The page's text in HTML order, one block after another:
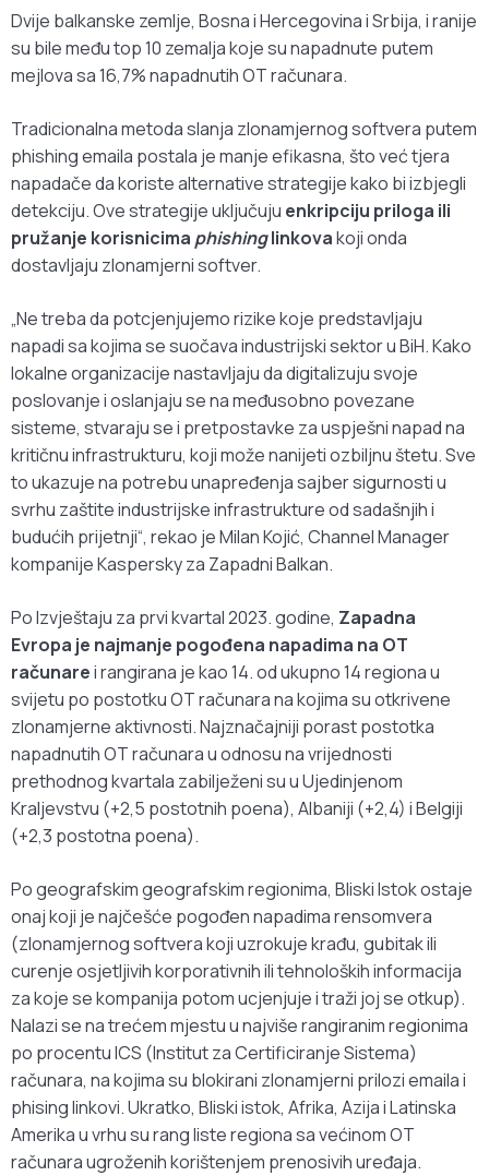
Dvije balkanske zemlje, Bosna i Hercegovina i Srbija, i ranije
su bile među top 10 zemalja koje su napadnute putem
mejlova sa 16,7% napadnutih OT računara.
Tradicionalna metoda slanja zlonamjernog softvera putem
phishing emaila postala je manje efikasna, što već tjera
napadače da koriste alternative strategije kako bi izbjegli
detekciju. Ove strategije uključuju enkripciju priloga ili
pružanje korisnicima phishinglinkovakoji onda
dostavljaju zlonamjerni softver.
„Ne treba da potcjenjujemo rizike koje predstavljaju
napadi sa kojima se suočava industrijski sektor u BiH. Kako
lokalne organizacije nastavljaju da digitalizuju svoje
poslovanje i oslanjaju se na međusobno povezane
sisteme, stvaraju se i pretpostavke za uspješni napad na
kritičnu infrastrukturu, koji može nanijeti ozbiljnu štetu. Sve
to ukazuje na potrebu unapređenja sajber sigurnosti u
svrhu zaštite industrijske infrastrukture od sadašnjih i
budućih prijetnji“, rekao je Milan Kojić, Channel Manager
kompanije Kaspersky za Zapadni Balkan.
Po Izvještaju za prvi kvartal 2023. godine, Zapadna
Evropa je najmanje pogođena napadima na OT
računarei rangirana je kao 14. od ukupno 14 regiona u
svijetu po postotku OT računara na kojima su otkrivene
zlonamjerne aktivnosti. Najznačajniji porast postotka
napadnutih OT računara u odnosu na vrijednosti
prethodnog kvartala zabilježeni su u Ujedinjenom
Kraljevstvu (+2,5 postotnih poena), Albaniji (+2,4) i Belgiji
(+2,3 postotna poena).
Po geografskim geografskim regionima, Bliski Istok ostaje
onaj koji je najčešće pogođen napadima rensomvera
(zlonamjernog softvera koji uzrokuje krađu, gubitak ili
curenje osjetljivih korporativnih ili tehnoloških informacija
za koje se kompanija potom ucjenjuje i traži joj se otkup).
Nalazi se na trećem mjestu u najviše rangiranim regionima
po procentu ICS (Institut za Certificiranje Sistema)
računara, na kojima su blokirani zlonamjerni prilozi emaila i
phising linkovi. Ukratko, Bliski istok, Afrika, Azija i Latinska
Amerika u vrhu su rang liste regiona sa većinom OT
računara ugroženih korištenjem prenosivih uređaja.